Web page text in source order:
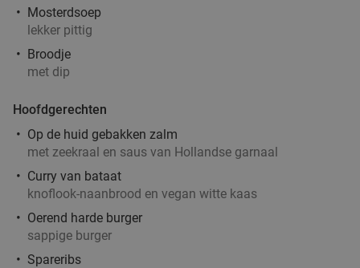
Mosterdsoep
lekker pittig
Broodje
met dip
Hoofdgerechten
Op de huid gebakken zalm
met zeekraal en saus van Hollandse garnaal
Curry van bataat
knoflook-naanbrood en vegan witte kaas
Oerend harde burger
sappige burger
Spareribs